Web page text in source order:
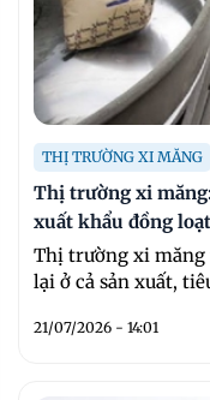
THỊ TRƯỜNG XI MĂNG
Thị trường xi
xuất khẩu đồng
Thị trường xi măng
lại ở cả sản xuất,
21/07/2026 - 14:01